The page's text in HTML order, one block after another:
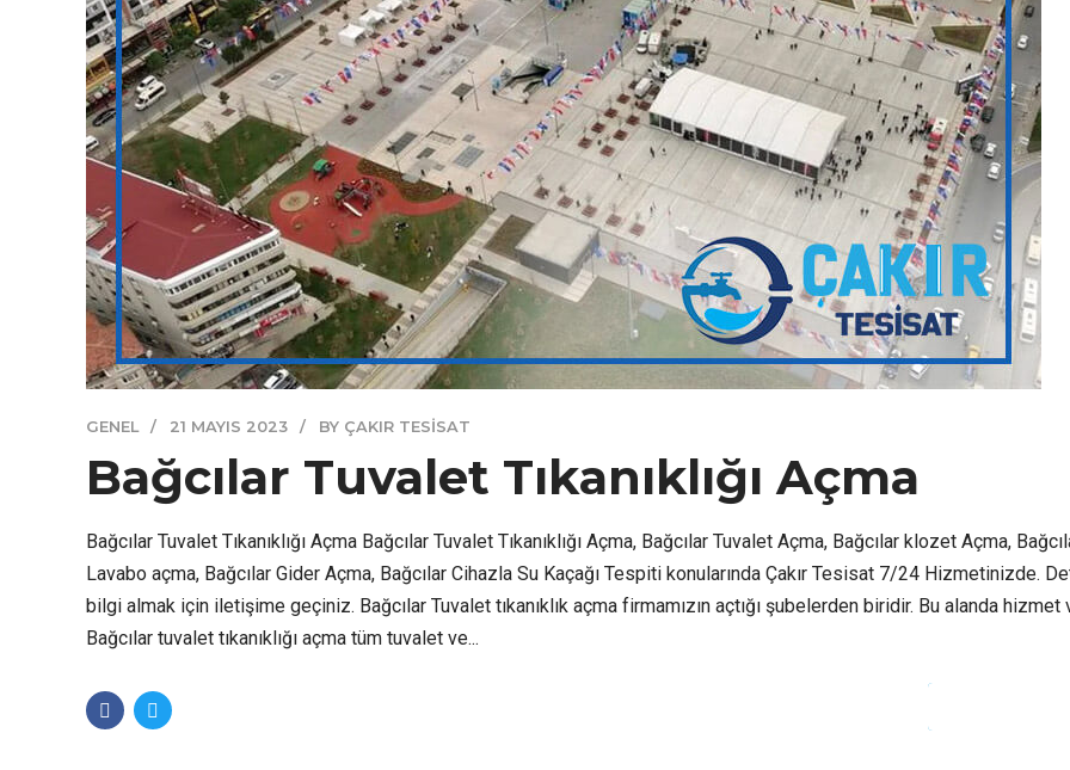
GENEL 21 MAYIS 2023 BY ÇAKIR TESISAT
Bağcılar Tuvalet Tıkanıklığı Açma
Bağcılar Tuvalet Tıkanıklığı Açma Bağcılar Tuvalet Tıkanıklığı Açma, Bağcılar Tuvalet Açma, Bağcılar klozet Açma,
Lavabo açma, Bağcılar Gider Açma, Bağcılar Cihazla Su Kaçağı Tespiti konularında Çakır Tesisat 7/24 Hizmetinizde.
bilgi almak için iletişime geçiniz. Bağcılar Tuvalet tıkanıklık açma firmamızın açtığı şubelerden biridir. Bu alanda hizmet
Bağcılar tuvalet tıkanıklığı açma tüm tuvalet ve...